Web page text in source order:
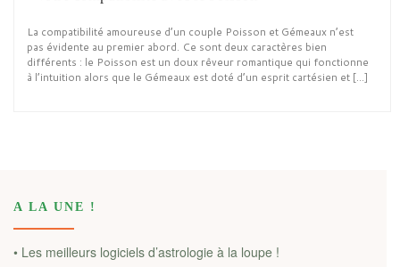
La compatibilité amoureuse d’un couple Poisson et Gémeaux n’est
pas évidente au premier abord. Ce sont deux caractères bien
différents : le Poisson est un doux rêveur romantique qui fonctionne
à l’intuition alors que le Gémeaux est doté d’un esprit cartésien et […]
A LA UNE !
• Les meilleurs logiciels d’astrologie à la loupe !